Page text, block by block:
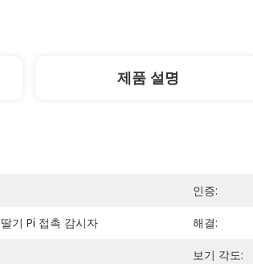
제품 설명
인증:
기 Pi 접촉 감시자 해결:
보기 각도: